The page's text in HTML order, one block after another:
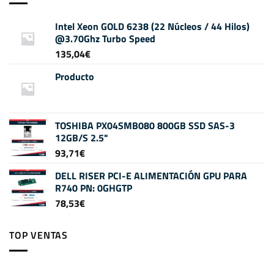
Intel Xeon GOLD 6238 (22 Núcleos / 44 Hilos)
@3.70Ghz Turbo Speed
135,04€
Producto
TOSHIBA PX04SMB080 800GB SSD SAS-3
12GB/S 2.5"
93,71€
DELL RISER PCI-E ALIMENTACIÓN GPU PARA
R740 PN: 0GHGTP
78,53€
TOP VENTAS